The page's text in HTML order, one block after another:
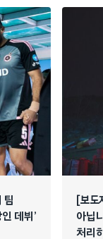
팀
데뷔’
[보도
아닙
처리